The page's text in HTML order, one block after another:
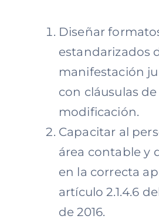
Diseñar
estandarizados
manifestación
con cláusulas de
modificación.
Capacitar al
área contable y
en la correcta
artículo 2.1.4.6
de 2016.